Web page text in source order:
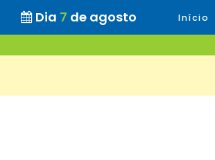
Dia 7 de agosto Início